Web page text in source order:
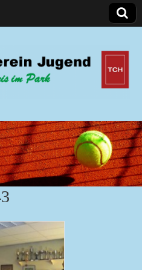
Jugend